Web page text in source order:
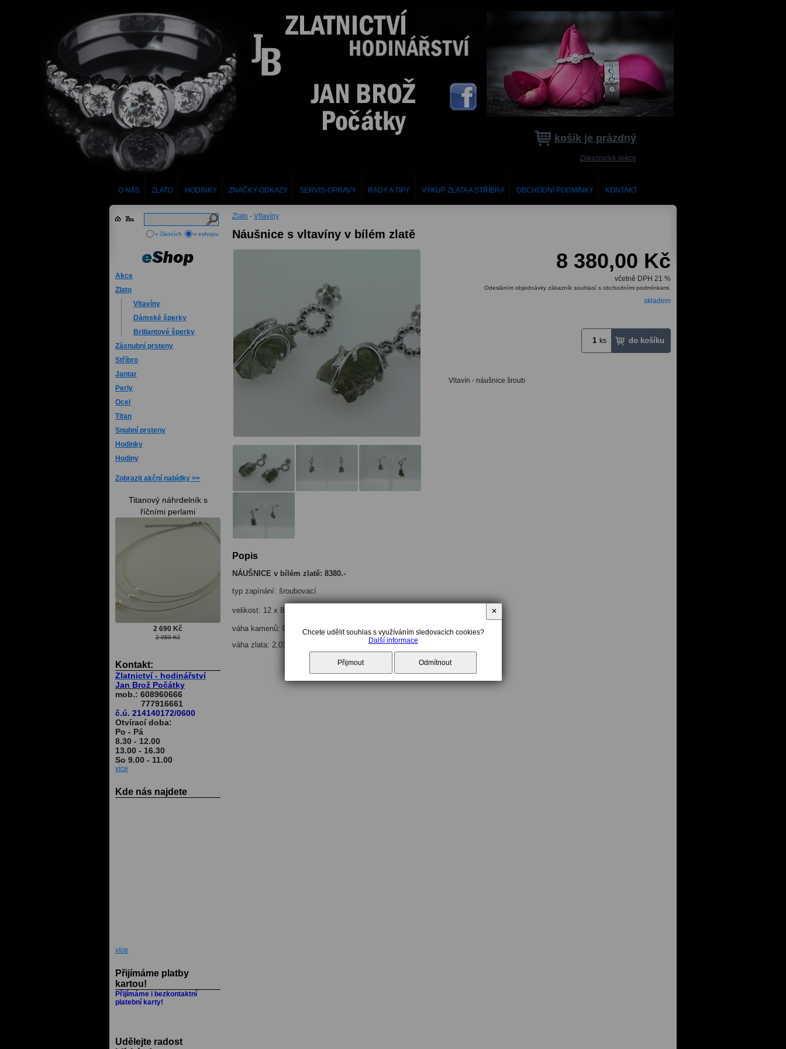
O NÁS ZLATO HODINKY ZNAČKY-ODKAZY SERVIS-OPRAVY RADY A TIPY VÝKUP ZLATA A STŘÍBRA OBCHODNÍ PODMÍNKY KONTAKT
Akce
Zlato
Vltavíny
Dámské šperky
Briliantové šperky
Zásnubní prsteny
Stříbro
Jantar
Perly
Ocel
Titan
Snubní prsteny
Hodinky
Hodiny
Zobrazit akční nabídky
Titanový náhrdelník s
říčními perlami
2 690 Kč
2 950 Kč
Kontakt:
Zlatnictví - hodinářství
Jan Brož Počátky
mob.: 608960666
777916661
č.ú. 214140172/0600
Otvírací doba:
Po - Pá
8.30 - 12.00
13.00 - 16.30
So 9.00 - 11.00
více
Kde nás najdete
více
Přijímáme platby
kartou!
Přijímáme i bezkontaktní
platební karty!
Udělejte radost
Zlato - Vltavíny
Náušnice s vltavíny v bílém zlatě
8 380,00 Kč
včetně DPH 21 %
Odesláním objednávky zákazník souhlasí s obchodními podmínkami.
skladem
ks
Vltavín - náušnice šroub
Popis
NÁUŠNICE v bílém zlatě: 8380.-
typ zapínání: šroubovací
velikost: 12 x 8 mm
váha kamenů: 0,96 g
váha zlata: 2,03 g
v článcích v eshopu
košík je prázdný
Zákaznická sekce
Chcete udělit souhlas s využíváním sledovacích cookies?
Další informace
Přijmout Odmítnout
✕